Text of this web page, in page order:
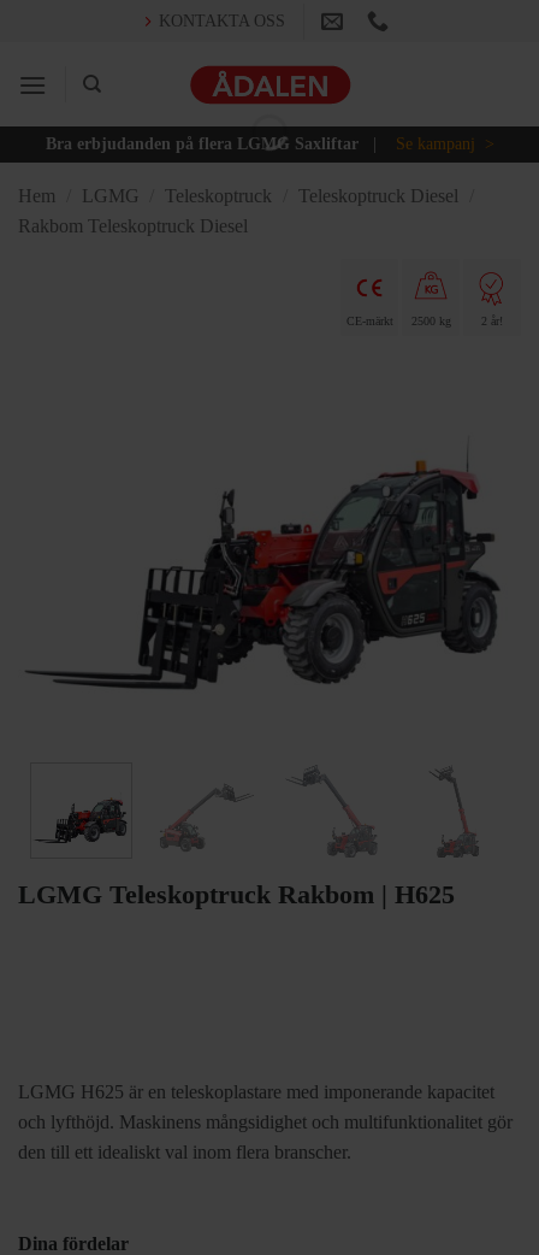
content
KONTAKTA OSS
Bra erbjudanden på flera LGMG Saxliftar | Se kampanj >
Hem LGMG Teleskoptruck Teleskoptruck Diesel
Rakbom Teleskoptruck Diesel
CE-märkt 2500 kg 2 år!
LGMG Teleskoptruck Rakbom | H625
LGMG H625 är en teleskoplastare med imponerande kapacitet
och lyfthöjd. Maskinens mångsidighet och multifunktionalitet gör
den till ett idealiskt val inom flera branscher.
Dina fördelar